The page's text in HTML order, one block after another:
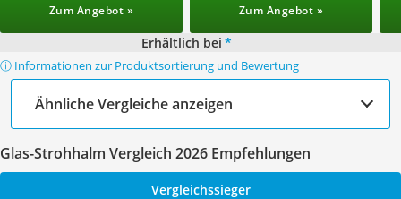
Zum Angebot » Zum Angebot »
Erhältlich bei *
ⓘ Informationen zur Produktsortierung und Bewertung
Ähnliche Vergleiche anzeigen
Glas-Strohhalm Vergleich 2026 Empfehlungen
Vergleichssieger